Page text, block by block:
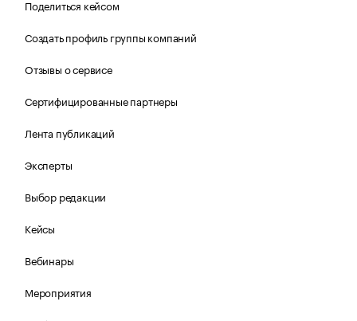
Поделиться кейсом
Создать профиль группы компаний
Отзывы о сервисе
Сертифицированные партнеры
Лента публикаций
Эксперты
Выбор редакции
Кейсы
Вебинары
Мероприятия